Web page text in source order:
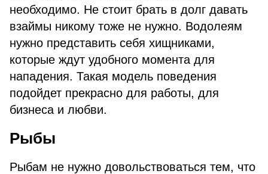
необходимо. Не стоит брать в долг давать
взаймы никому тоже не нужно. Водолеям
нужно представить себя хищниками,
которые ждут удобного момента для
нападения. Такая модель поведения
подойдет прекрасно для работы, для
бизнеса и любви.
Рыбы
Рыбам не нужно довольствоваться тем, что